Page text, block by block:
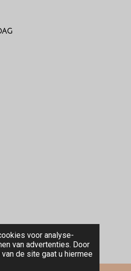
voor analyse-
van advertenties. Door
de site gaat u hiermee